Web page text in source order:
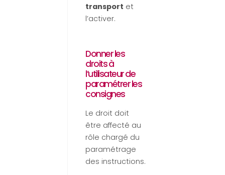
transport et
l’activer.
Donner les
droits à
l’utilisateur de
paramétrer les
consignes
Le droit doit
être affecté au
rôle chargé du
paramétrage
des instructions.